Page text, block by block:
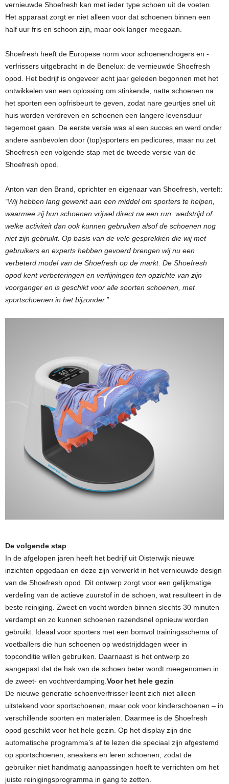
vernieuwde Shoefresh kan met ieder type schoen uit de voeten.
Het apparaat zorgt er niet alleen voor dat schoenen binnen een
half uur fris en schoon zijn, maar ook langer meegaan.
Shoefresh heeft de Europese norm voor schoenendrogers en -
verfrissers uitgebracht in de Benelux: de vernieuwde Shoefresh
opod. Het bedrijf is ongeveer acht jaar geleden begonnen met het
ontwikkelen van een oplossing om stinkende, natte schoenen na
het sporten een opfrisbeurt te geven, zodat nare geurtjes snel uit
huis worden verdreven en schoenen een langere levensduur
tegemoet gaan. De eerste versie was al een succes en werd onder
andere aanbevolen door (top)sporters en pedicures, maar nu zet
Shoefresh een volgende stap met de tweede versie van de
Shoefresh opod.
Anton van den Brand, oprichter en eigenaar van Shoefresh, vertelt:
“Wij hebben lang gewerkt aan een middel om sporters te helpen,
waarmee zij hun schoenen vrijwel direct na een run, wedstrijd of
welke activiteit dan ook kunnen gebruiken alsof de schoenen nog
niet zijn gebruikt. Op basis van de vele gesprekken die wij met
gebruikers en experts hebben gevoerd brengen wij nu een
verbeterd model van de Shoefresh op de markt. De Shoefresh
opod kent verbeteringen en verfijningen ten opzichte van zijn
voorganger en is geschikt voor alle soorten schoenen, met
sportschoenen in het bijzonder.”
De volgende stap
In de afgelopen jaren heeft het bedrijf uit Oisterwijk nieuwe
inzichten opgedaan en deze zijn verwerkt in het vernieuwde design
van de Shoefresh opod. Dit ontwerp zorgt voor een gelijkmatige
verdeling van de actieve zuurstof in de schoen, wat resulteert in de
beste reiniging. Zweet en vocht worden binnen slechts 30 minuten
verdampt en zo kunnen schoenen razendsnel opnieuw worden
gebruikt. Ideaal voor sporters met een bomvol trainingsschema of
voetballers die hun schoenen op wedstrijddagen weer in
topconditie willen gebruiken. Daarnaast is het ontwerp zo
aangepast dat de hak van de schoen beter wordt meegenomen in
de zweet- en vochtverdamping. Voor het hele gezin
De nieuwe generatie schoenverfrisser leent zich niet alleen
uitstekend voor sportschoenen, maar ook voor kinderschoenen – in
verschillende soorten en materialen. Daarmee is de Shoefresh
opod geschikt voor het hele gezin. Op het display zijn drie
automatische programma’s af te lezen die speciaal zijn afgestemd
op sportschoenen, sneakers en leren schoenen, zodat de
gebruiker niet handmatig aanpassingen hoeft te verrichten om het
juiste reinigingsprogramma in gang te zetten.